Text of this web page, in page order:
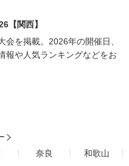
【関西】
会を掲載。2026年の開催日、
報や人気ランキングなどをお
奈良
和歌山